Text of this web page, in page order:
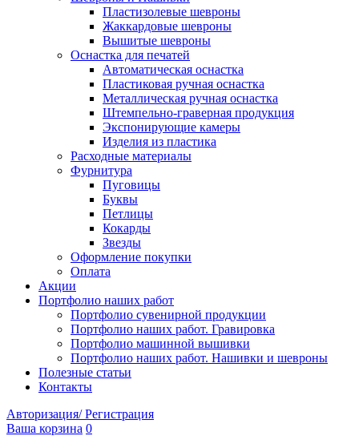
Пластизолевые шевроны
Жаккардовые шевроны
Вышитые шевроны
Оснастка для печатей
Автоматическая оснастка
Пластиковая ручная оснастка
Металлическая ручная оснастка
Штемпельно-граверная продукция
Экспонирующие камеры
Изделия из пластика
Расходные материалы
Фурнитура
Пуговицы
Буквы
Петлицы
Кокарды
Звезды
Оформление покупки
Оплата
Акции
Портфолио наших работ
Портфолио сувенирной продукции
Портфолио наших работ. Гравировка
Портфолио машинной вышивки
Портфолио наших работ. Нашивки и шевроны
Полезные статьи
Контакты
Авторизация/ Регистрация
Ваша корзина 0